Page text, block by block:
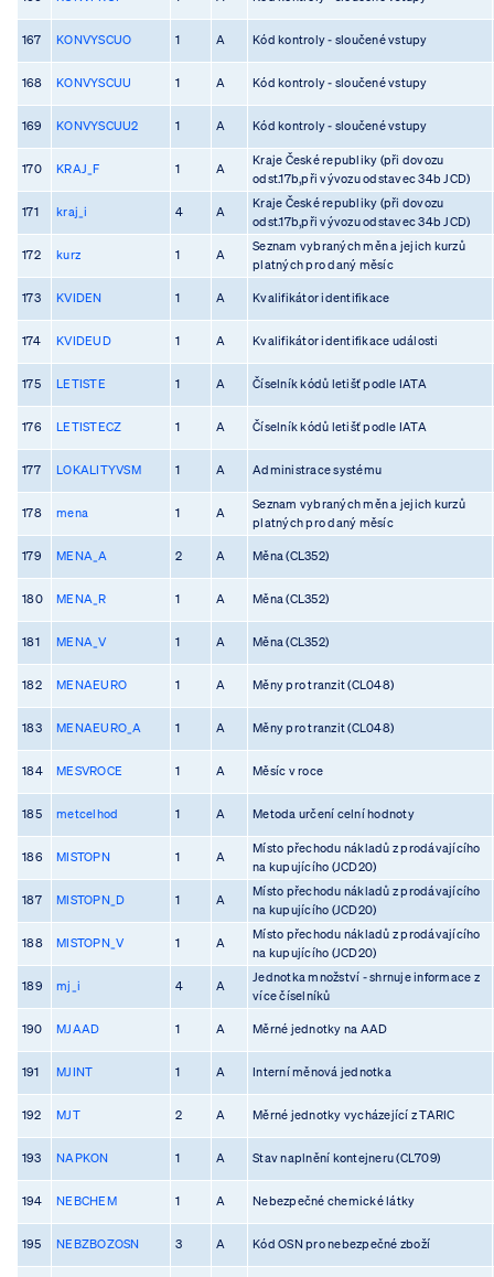
167 KONVYSCUO 1 A Kód kontroly - sloučené vstupy
168 KONVYSCUU 1 A Kód kontroly - sloučené vstupy
169 KONVYSCUU2 1 A Kód kontroly - sloučené vstupy
170 KRAJ_F 1 A
Kraje České republiky (při dovozu
odst.17b,při vývozu odstavec 34b JCD)
171 kraj_i 4 A
Kraje České republiky (při dovozu
odst.17b,při vývozu odstavec 34b JCD)
172 kurz 1 A
Seznam vybraných měn a jejich kurzů
platných pro daný měsíc
173 KVIDEN 1 A Kvalifikátor identifikace
174 KVIDEUD 1 A Kvalifikátor identifikace události
175 LETISTE 1 A Číselník kódů letišť podle IATA
176 LETISTECZ 1 A Číselník kódů letišť podle IATA
177 LOKALITYVSM 1 A Administrace systému
178 mena 1 A
Seznam vybraných měn a jejich kurzů
platných pro daný měsíc
179 MENA_A 2 A Měna (CL352)
180 MENA_R 1 A Měna (CL352)
181 MENA_V 1 A Měna (CL352)
182 MENAEURO 1 A Měny pro tranzit (CL048)
183 MENAEURO_A 1 A Měny pro tranzit (CL048)
184 MESVROCE 1 A Měsíc v roce
185 metcelhod 1 A Metoda určení celní hodnoty
186 MISTOPN 1 A
Místo přechodu nákladů z prodávajícího
na kupujícího (JCD20)
187 MISTOPN_D 1 A
Místo přechodu nákladů z prodávajícího
na kupujícího (JCD20)
188 MISTOPN_V 1 A
Místo přechodu nákladů z prodávajícího
na kupujícího (JCD20)
189 mj_i 4 A
Jednotka množství - shrnuje informace z
více číselníků
190 MJAAD 1 A Měrné jednotky na AAD
191 MJINT 1 A Interní měnová jednotka
192 MJT 2 A Měrné jednotky vycházející z TARIC
193 NAPKON 1 A Stav naplnění kontejneru (CL709)
194 NEBCHEM 1 A Nebezpečné chemické látky
195 NEBZBOZOSN 3 A Kód OSN pro nebezpečné zboží